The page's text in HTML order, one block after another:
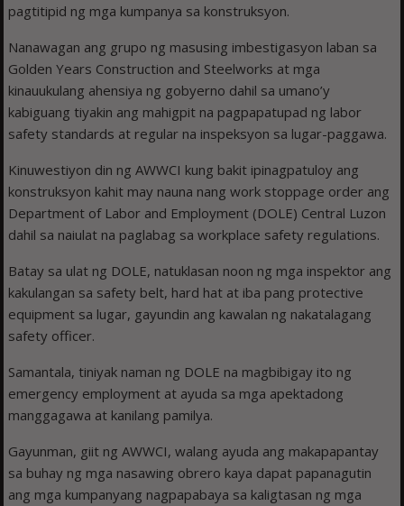
pagtitipid ng mga kumpanya sa konstruksyon.
Nanawagan ang grupo ng masusing imbestigasyon laban sa
Golden Years Construction and Steelworks at mga
kinauukulang ahensiya ng gobyerno dahil sa umano’y
kabiguang tiyakin ang mahigpit na pagpapatupad ng labor
safety standards at regular na inspeksyon sa lugar-paggawa.
Kinuwestiyon din ng AWWCI kung bakit ipinagpatuloy ang
konstruksyon kahit may nauna nang work stoppage order ang
Department of Labor and Employment (DOLE) Central Luzon
dahil sa naiulat na paglabag sa workplace safety regulations.
Batay sa ulat ng DOLE, natuklasan noon ng mga inspektor ang
kakulangan sa safety belt, hard hat at iba pang protective
equipment sa lugar, gayundin ang kawalan ng nakatalagang
safety officer.
Samantala, tiniyak naman ng DOLE na magbibigay ito ng
emergency employment at ayuda sa mga apektadong
manggagawa at kanilang pamilya.
Gayunman, giit ng AWWCI, walang ayuda ang makapapantay
sa buhay ng mga nasawing obrero kaya dapat papanagutin
ang mga kumpanyang nagpapabaya sa kaligtasan ng mga